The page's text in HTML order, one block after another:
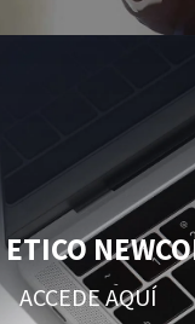
ACCEDE AQUÍ